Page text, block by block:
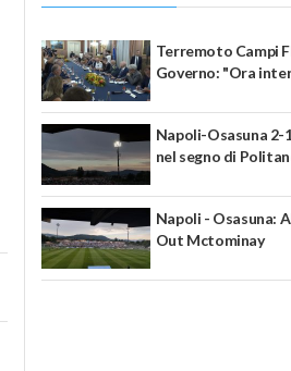
Terremoto Campi
Governo: "Ora
Napoli-Osasuna 2-
nel segno di
Napoli - Osasuna:
Out Mctominay